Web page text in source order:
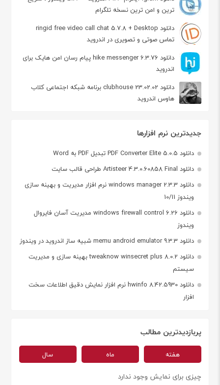
ترین و امن ترین نسخه تلگرام
دانلود ringid free video call chat 5.7.8 + Desktop
تماس صوتی و تصویری در اندروید
دانلود hike messenger 6.3.76 پیام‌ رسان‌ امن هایک برای
اندروید
دانلود clubhouse 23.02.02 برنامه شبکه اجتماعی کلاب
هاوس اندروید
جدیدترین نرم افزارها
دانلود PDF Converter Elite 5.0.5 تبدیل PDF به Word
دانلود Artisteer 4.3.0.60858 Final طراحی قالب سایت
دانلود windows manager 2.3.3 نرم افزار مدیریت و بهینه سازی
ویندوز 10/11
دانلود windows firewall control 6.26 مدیریت آسان فایروال
ویندوز
دانلود memu android emulator 9.3.3 شبیه ساز اندروید در ویندوز
دانلود tweaknow winsecret plus 8.0.2 بهینه سازی و مدیریت
سیستم
دانلود hwinfo 8.42.5930 نرم افزار نمایش دقیق اطلاعات سخت
افزار
پربازدیدترین مطالب
هفته ماه سال
چیزی برای نمایش وجود ندارد